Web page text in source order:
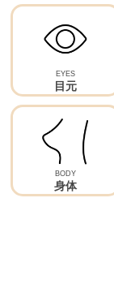
EYES
目元
埋没法二
埋没糸抜糸
全切開二
ヒアルロ
脂肪吸引
ヒアルロ
BODY
身体
ヒアルロ